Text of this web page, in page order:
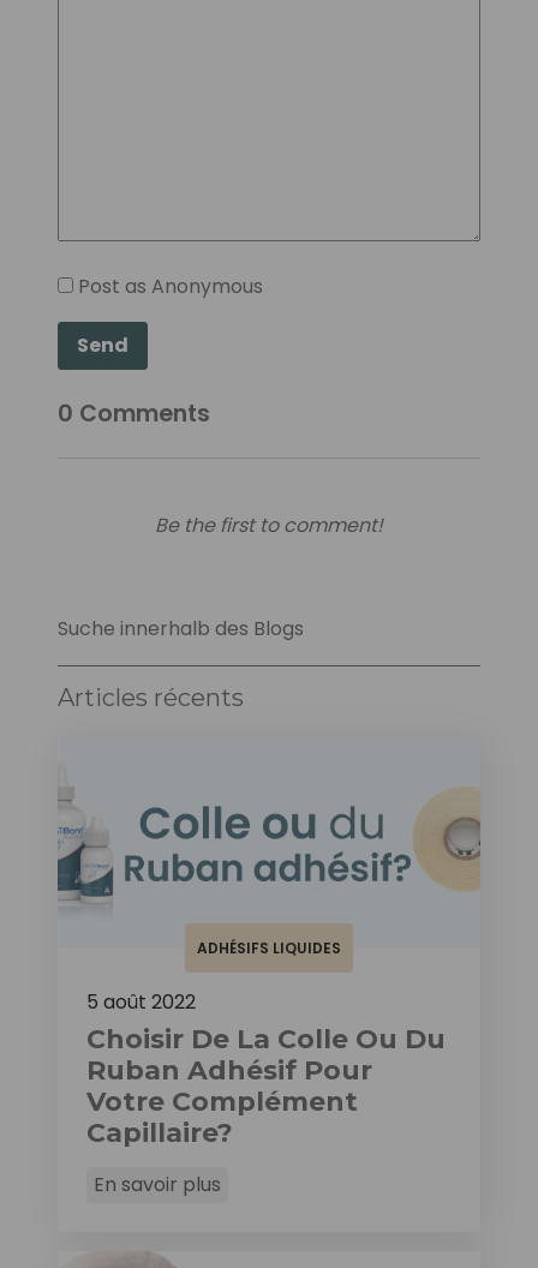
Post as Anonymous
Send
0 Comments
Be the first to comment!
Suche innerhalb des Blogs
Articles récents
ADHÉSIFS LIQUIDES
5 août 2022
Choisir De La Colle Ou Du
Ruban Adhésif Pour
Votre Complément
Capillaire?
En savoir plus